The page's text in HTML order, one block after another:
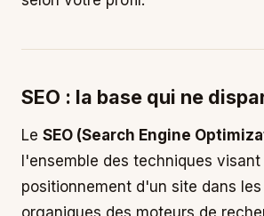
SEO : la base qui ne
Le SEO (Search Engine
l'ensemble des techniques
positionnement d'un site dans